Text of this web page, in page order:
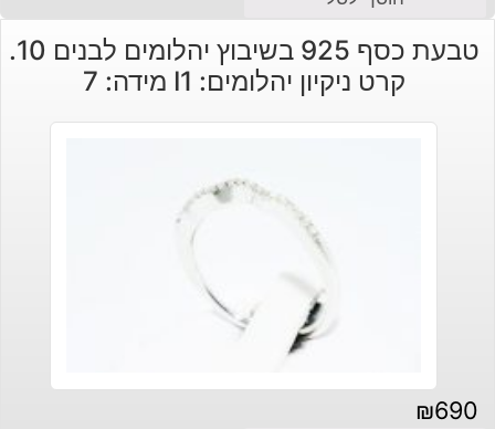
טבעת כסף 925 בשיבוץ יהלומים לבנים 10.
קרט ניקיון יהלומים: I1 מידה: 7
₪690